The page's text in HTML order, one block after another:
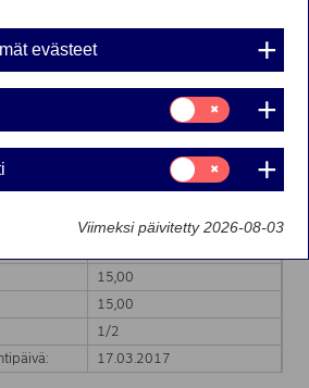
koskee seuraavaa
Nordea Bank AB (publ)
TVAL7O 15NDS2
FI4000239587
Valmet Corporation
15,00
15,00
1/2
17.03.2017
evästeet
Suostumusvalinta:
Tilastointi
Suostumusvalinta:
Markkinointi
Viimeksi päivitetty 2026-08-03